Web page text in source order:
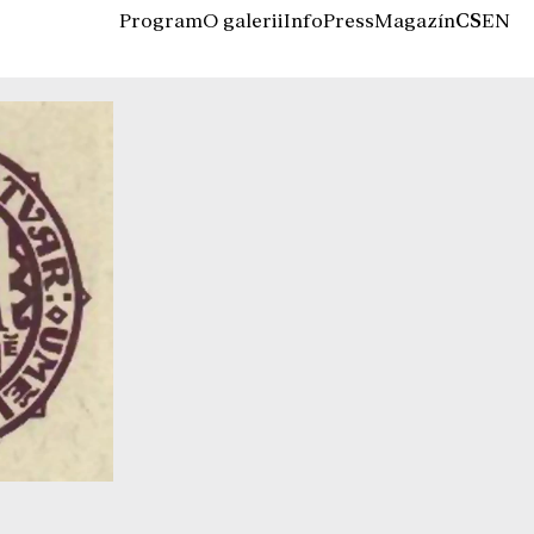
ProgramO galeriiInfoPressMagazínCSEN